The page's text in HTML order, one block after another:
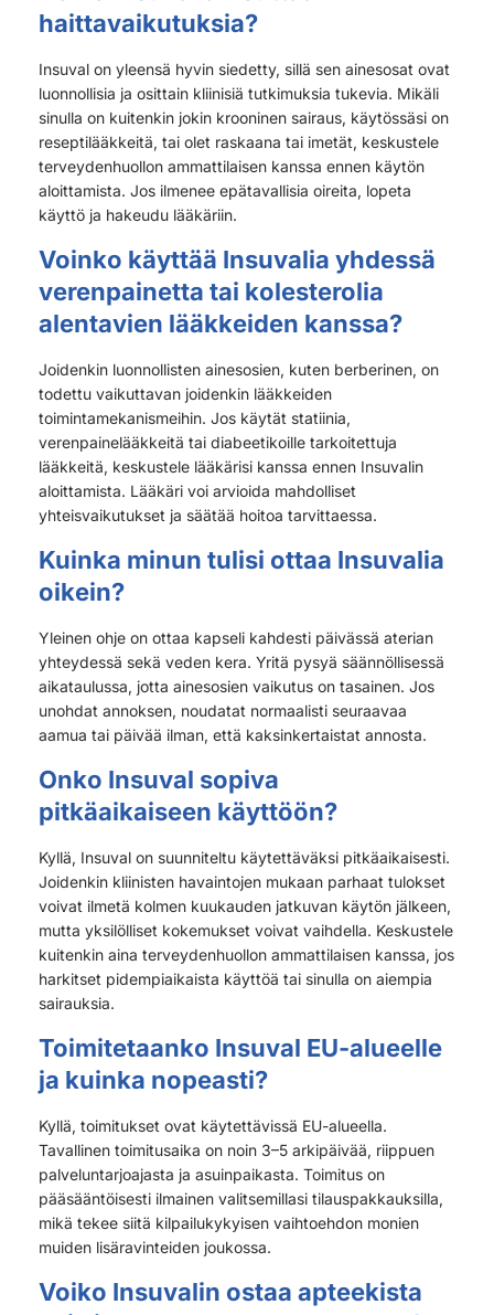
haittavaikutuksia?
Insuval on yleensä hyvin siedetty, sillä sen ainesosat ovat
luonnollisia ja osittain kliinisiä tutkimuksia tukevia. Mikäli
sinulla on kuitenkin jokin krooninen sairaus, käytössäsi on
reseptilääkkeitä, tai olet raskaana tai imetät, keskustele
terveydenhuollon ammattilaisen kanssa ennen käytön
aloittamista. Jos ilmenee epätavallisia oireita, lopeta
käyttö ja hakeudu lääkäriin.
Voinko käyttää Insuvalia yhdessä
verenpainetta tai kolesterolia
alentavien lääkkeiden kanssa?
Joidenkin luonnollisten ainesosien, kuten berberinen, on
todettu vaikuttavan joidenkin lääkkeiden
toimintamekanismeihin. Jos käytät statiinia,
verenpainelääkkeitä tai diabeetikoille tarkoitettuja
lääkkeitä, keskustele lääkärisi kanssa ennen Insuvalin
aloittamista. Lääkäri voi arvioida mahdolliset
yhteisvaikutukset ja säätää hoitoa tarvittaessa.
Kuinka minun tulisi ottaa Insuvalia
oikein?
Yleinen ohje on ottaa kapseli kahdesti päivässä aterian
yhteydessä sekä veden kera. Yritä pysyä säännöllisessä
aikataulussa, jotta ainesosien vaikutus on tasainen. Jos
unohdat annoksen, noudatat normaalisti seuraavaa
aamua tai päivää ilman, että kaksinkertaistat annosta.
Onko Insuval sopiva
pitkäaikaiseen käyttöön?
Kyllä, Insuval on suunniteltu käytettäväksi pitkäaikaisesti.
Joidenkin kliinisten havaintojen mukaan parhaat tulokset
voivat ilmetä kolmen kuukauden jatkuvan käytön jälkeen,
mutta yksilölliset kokemukset voivat vaihdella. Keskustele
kuitenkin aina terveydenhuollon ammattilaisen kanssa, jos
harkitset pidempiaikaista käyttöä tai sinulla on aiempia
sairauksia.
Toimitetaanko Insuval EU-alueelle
ja kuinka nopeasti?
Kyllä, toimitukset ovat käytettävissä EU-alueella.
Tavallinen toimitusaika on noin 3–5 arkipäivää, riippuen
palveluntarjoajasta ja asuinpaikasta. Toimitus on
pääsääntöisesti ilmainen valitsemillasi tilauspakkauksilla,
mikä tekee siitä kilpailukykyisen vaihtoehdon monien
muiden lisäravinteiden joukossa.
Voiko Insuvalin ostaa apteekista